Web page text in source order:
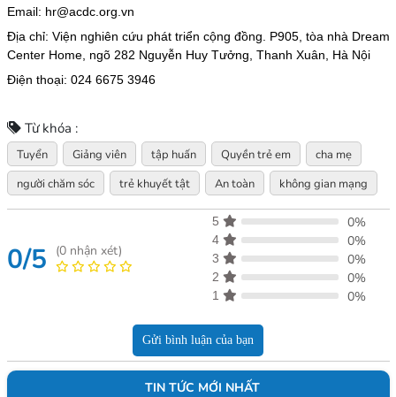
Email: hr@acdc.org.vn
Địa chỉ: Viện nghiên cứu phát triển cộng đồng. P905, tòa nhà Dream
Center Home, ngõ 282 Nguyễn Huy Tưởng, Thanh Xuân, Hà Nội
Điện thoại: 024 6675 3946
Từ khóa :
Tuyển Giảng viên tập huấn Quyền trẻ em
cha mẹ
người chăm sóc
trẻ khuyết tật An toàn không gian mạng
0/5 (0nhận xét)
5 0%
4 0%
3 0%
2 0%
1 0%
Gửi bình luận của bạn
TIN TỨC MỚI NHẤT